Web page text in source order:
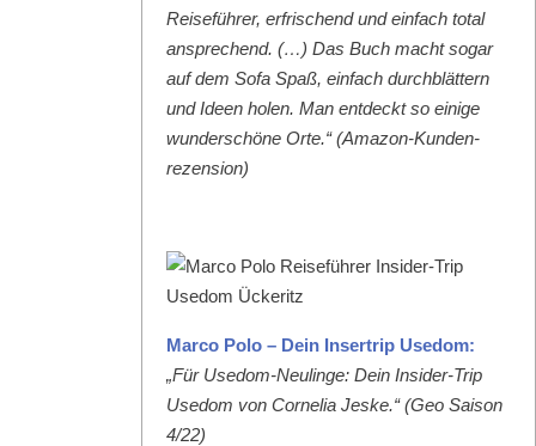
Reise­führer, erfrischend und ein­fach total
ansprechend. (…) Das Buch macht sog­ar
auf dem Sofa Spaß, ein­fach durch­blät­tern
und Ideen holen. Man ent­deckt so einige
wun­der­schöne Orte.“ (Ama­zon-Kun­den­
rezen­sion)
Mar­co Polo – Dein Inser­trip Use­dom:
„Für Use­dom-Neulinge: Dein Insid­er-Trip
Use­dom von Cor­nelia Jeske.“ (Geo Sai­son
4/22)